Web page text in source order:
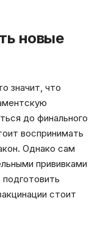
новые
значит, что
до финального
воспринимать
Однако сам
прививками
стоит